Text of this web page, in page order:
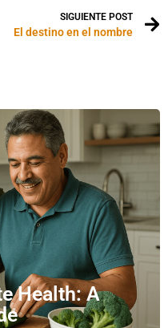
SIGUIENTE POST
El destino en el nombre
Health: A